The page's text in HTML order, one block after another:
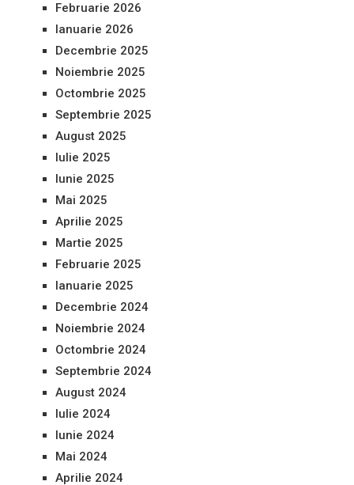
Februarie 2026
Ianuarie 2026
Decembrie 2025
Noiembrie 2025
Octombrie 2025
Septembrie 2025
August 2025
Iulie 2025
Iunie 2025
Mai 2025
Aprilie 2025
Martie 2025
Februarie 2025
Ianuarie 2025
Decembrie 2024
Noiembrie 2024
Octombrie 2024
Septembrie 2024
August 2024
Iulie 2024
Iunie 2024
Mai 2024
Aprilie 2024